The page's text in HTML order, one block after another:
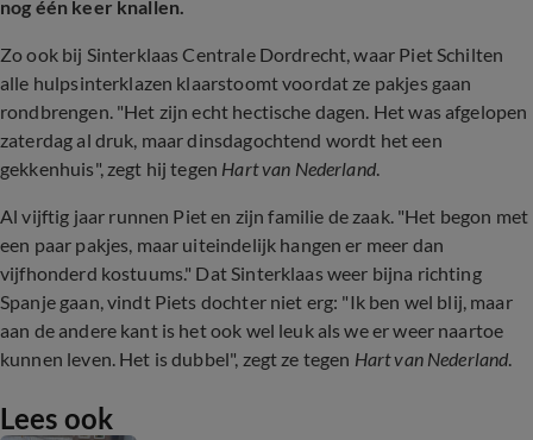
nog één keer knallen.
Zo ook bij Sinterklaas Centrale Dordrecht, waar Piet Schilten
alle hulpsinterklazen klaarstoomt voordat ze pakjes gaan
rondbrengen. "Het zijn echt hectische dagen. Het was afgelopen
zaterdag al druk, maar dinsdagochtend wordt het een
gekkenhuis", zegt hij tegen Hart van Nederland.
Al vijftig jaar runnen Piet en zijn familie de zaak. "Het begon met
een paar pakjes, maar uiteindelijk hangen er meer dan
vijfhonderd kostuums." Dat Sinterklaas weer bijna richting
Spanje gaan, vindt Piets dochter niet erg: "Ik ben wel blij, maar
aan de andere kant is het ook wel leuk als we er weer naartoe
kunnen leven. Het is dubbel", zegt ze tegen Hart van Nederland.
Lees ook